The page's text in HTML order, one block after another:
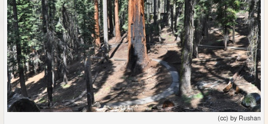
(cc) by Rushan